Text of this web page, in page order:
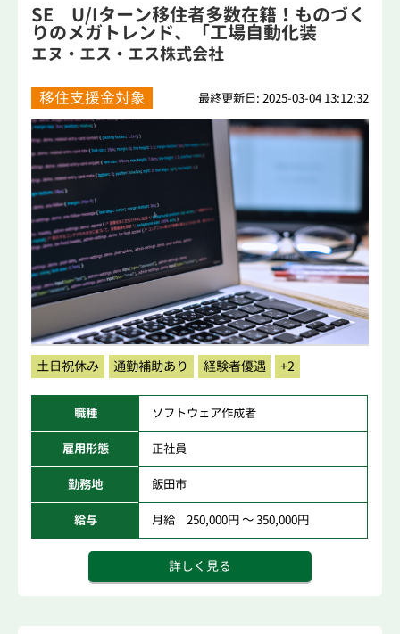
SE U/Iターン移住者多数在籍！ものづく
りのメガトレンド、「工場自動化装
置」...
エヌ・エス・エス株式会社
移住支援金対象 最終更新日: 2025-03-04 13:12:32
土日祝休み 通勤補助あり 経験者優遇 +2
職種 ソフトウェア作成者
雇用形態 正社員
勤務地 飯田市
給与 月給 250,000円 ～ 350,000円
詳しく見る